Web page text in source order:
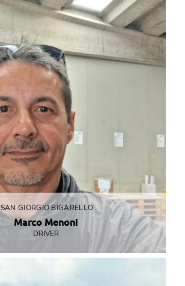
SAN GIORGIO BIGARELLO
Marco Menoni
DRIVER